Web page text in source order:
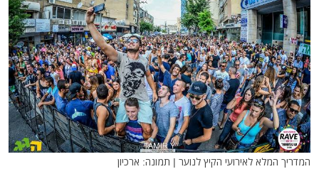
המדריך המלא לאירועי הקיץ לנוער | תמונה: ארכיון